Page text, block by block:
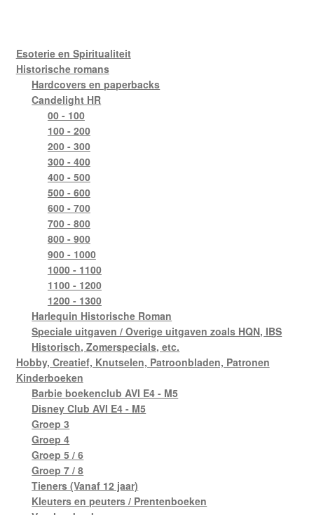
Esoterie en Spiritualiteit
Historische romans
Hardcovers en paperbacks
Candelight HR
00 - 100
100 - 200
200 - 300
300 - 400
400 - 500
500 - 600
600 - 700
700 - 800
800 - 900
900 - 1000
1000 - 1100
1100 - 1200
1200 - 1300
Harlequin Historische Roman
Speciale uitgaven / Overige uitgaven zoals HQN, IBS
Historisch, Zomerspecials, etc.
Hobby, Creatief, Knutselen, Patroonbladen, Patronen
Kinderboeken
Barbie boekenclub AVI E4 - M5
Disney Club AVI E4 - M5
Groep 3
Groep 4
Groep 5 / 6
Groep 7 / 8
Tieners (Vanaf 12 jaar)
Kleuters en peuters / Prentenboeken